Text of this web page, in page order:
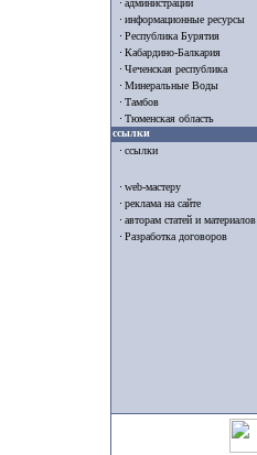
администрации
информационные ресурсы
Республика Бурятия
Кабардино-Балкария
Чеченская республика
Минеральные Воды
Тамбов
Тюменская область
ссылки
ссылки
web-мастеру
реклама на сайте
авторам статей и материалов
Разработка договоров